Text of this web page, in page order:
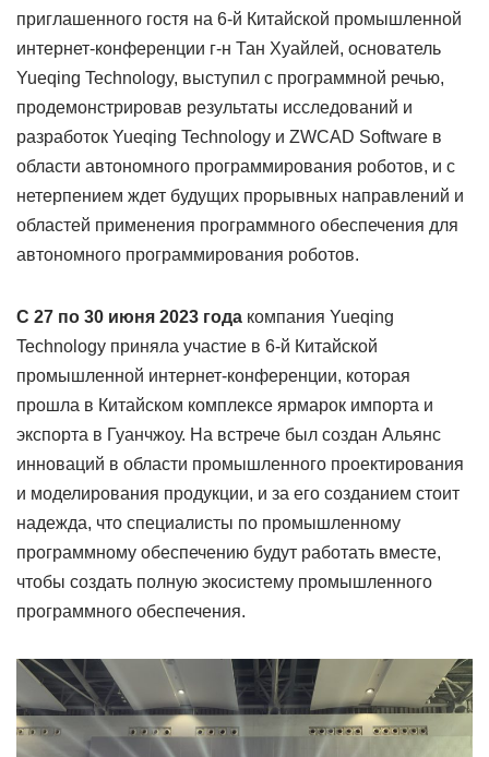
приглашенного гостя на 6-й Китайской промышленной
интернет-конференции г-н Тан Хуайлей, основатель
Yueqing Technology, выступил с программной речью,
продемонстрировав результаты исследований и
разработок Yueqing Technology и ZWCAD Software в
области автономного программирования роботов, и с
нетерпением ждет будущих прорывных направлений и
областей применения программного обеспечения для
автономного программирования роботов.
С 27 по 30 июня 2023 года компания Yueqing
Technology приняла участие в 6-й Китайской
промышленной интернет-конференции, которая
прошла в Китайском комплексе ярмарок импорта и
экспорта в Гуанчжоу. На встрече был создан Альянс
инноваций в области промышленного проектирования
и моделирования продукции, и за его созданием стоит
надежда, что специалисты по промышленному
программному обеспечению будут работать вместе,
чтобы создать полную экосистему промышленного
программного обеспечения.